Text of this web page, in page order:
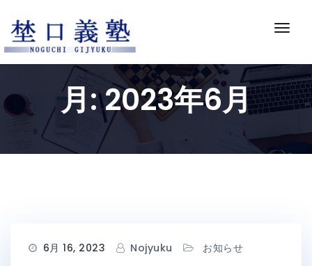
content
ナ
ゲ
ー
シ
ョ
ン
切
月:2023年6月
6月 16, 2023 Nojyuku お知らせ